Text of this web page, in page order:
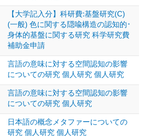
【大学記入分】科研費:基盤研究(C)
(一般) 色に関する隠喩構造の認知的･
身体的基盤に関する研究 科学研究費
補助金申請
言語の意味に対する空間認知の影響
についての研究 個人研究 個人研究
言語の意味に対する空間認知の影響
についての研究 個人研究
日本語の概念メタファーについての
研究 個人研究 個人研究